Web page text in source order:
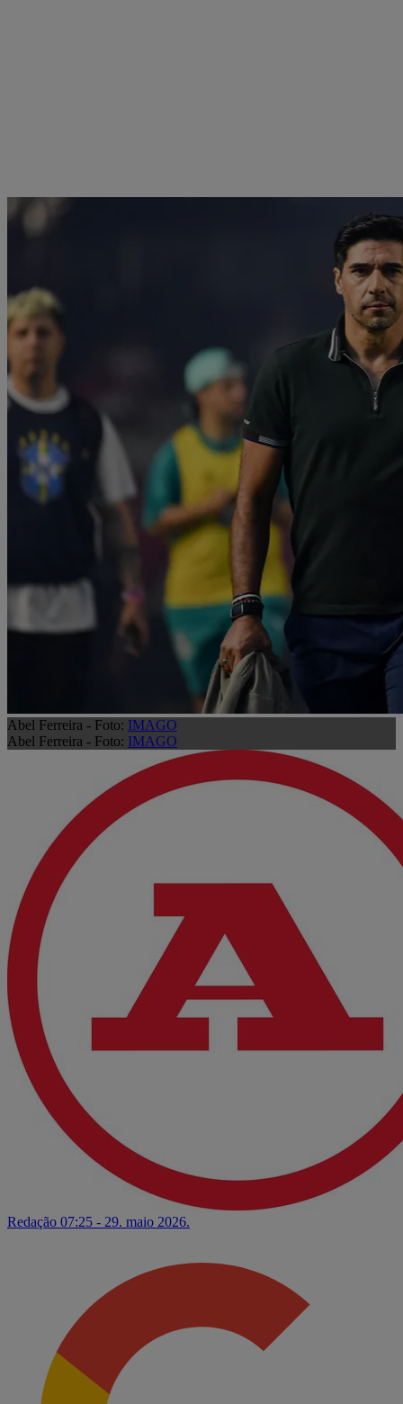
Abel Ferreira - Foto: IMAGO
Abel Ferreira - Foto: IMAGO
Redação 07:25 - 29. maio 2026.